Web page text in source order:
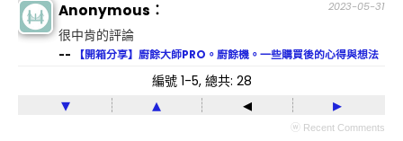
2023-05-31
Anonymous：
很中肯的評論
-- 【開箱分享】廚餘大師PRO。廚餘機。一些購買後的心得與想法
編號 1-5, 總共: 28
▾ ▴ ◂ ▸
ⓦ Recent Comments